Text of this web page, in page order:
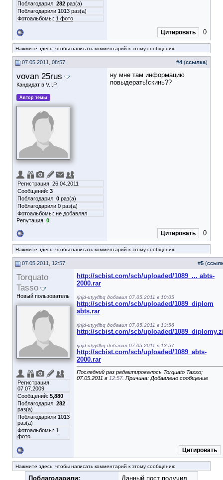
Поблагодарил: 282 раз(а)
Поблагодарили 1013 раз(а)
Фотоальбомы: 1 фото
Цитировать 0
Нажмите здесь, чтобы написать комментарий к этому сообщению
07.05.2011, 08:57 #4 (ссылка)
vovan 25rus
Кандидат в V.I.P.
Автор темы
Регистрация: 26.04.2011
Сообщений: 3
Поблагодарил: 0 раз(а)
Поблагодарили 0 раз(а)
Фотоальбомы: не добавлял
Репутация: 0
ну мне там информацию
повыдерать!скинь??
Цитировать 0
Нажмите здесь, чтобы написать комментарий к этому сообщению
07.05.2011, 12:57 #5 (
Torquato
Tasso
Новый пользователь
Регистрация:
07.07.2009
Сообщений: 5,880
Поблагодарил: 282
раз(а)
Поблагодарили 1013
раз(а)
Фотоальбомы: 1
фото
http://scbist.com/scb/uploaded/1089_... abts-
2000.rar
rjnjd-utyyflbq добавил 07.05.2011 в 10:05
http://scbist.com/scb/uploaded/1089_diplom
abts.rar
rjnjd-utyyflbq добавил 07.05.2011 в 13:56
http://scbist.com/scb/uploaded/
rjnjd-utyyflbq добавил 07.05.2011 в 13:57
http://scbist.com/scb/uploaded/1089_abts-
2000.rar
Последний раз редактировалось Torquato Tasso;
07.05.2011 в 12:57. Причина: Добавлено сообщение
Цитировать
Нажмите здесь, чтобы написать комментарий к этому сообщению
Поблагодарили: Данный пост получил